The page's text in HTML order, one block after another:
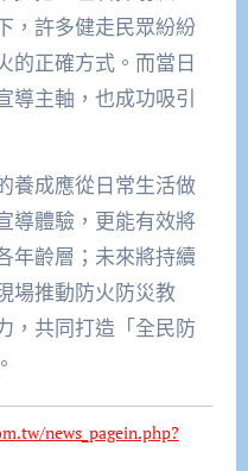
，許多健走民眾紛紛
的正確方式。而當日
導主軸，也成功吸引
養成應從日常生活做
導體驗，更能有效將
年齡層；未來將持續
場推動防火防災教
，共同打造「全民防
news_pagein.php?